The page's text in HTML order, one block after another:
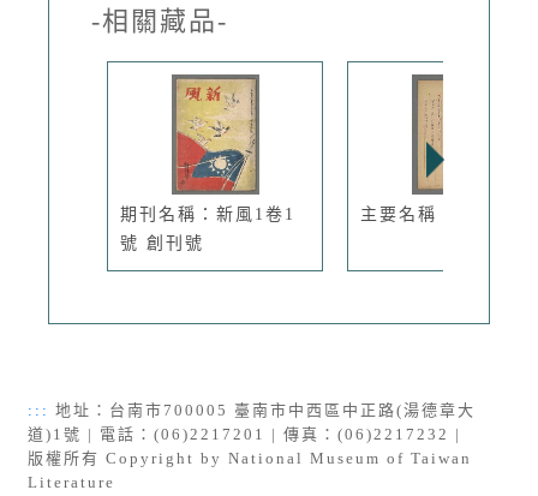
-相關藏品-
期刊名稱：新風1卷1
號 創刊號
主要名稱：富翁
::: 地址：台南市700005 臺南市中西區中正路(湯德章大
道)1號 | 電話：(06)2217201 | 傳真：(06)2217232 |
版權所有 Copyright by National Museum of Taiwan
Literature